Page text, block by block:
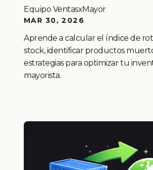
Equipo VentasxMayor
MAR 30, 2026
Aprende a calcular el índice de
stock, identificar productos
estrategias para optimizar tu
mayorista.